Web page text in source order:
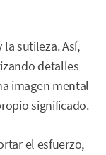
sutileza. Así,
detalles
imagen mental
significado.
el esfuerzo,